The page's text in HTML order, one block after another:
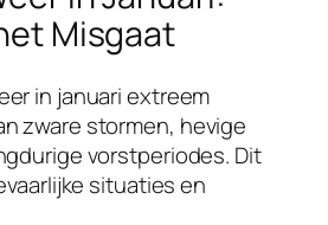
Misgaat
in januari extreem
zware stormen, hevige
vorstperiodes. Dit
situaties en